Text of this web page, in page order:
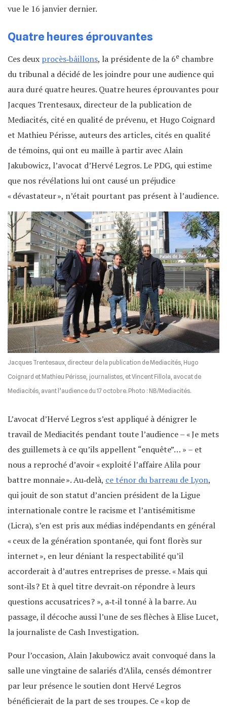
vue le 16 janvier dernier.
Quatre heures éprouvantes
Ces deux procès‐bâillons, la présidente de la 6e chambre
du tribunal a décidé de les joindre pour une audience qui
aura duré quatre heures. Quatre heures éprouvantes pour
Jacques Trentesaux, directeur de la publication de
Mediacités, cité en qualité de prévenu, et Hugo Coignard
et Mathieu Périsse, auteurs des articles, cités en qualité
de témoins, qui ont eu maille à partir avec Alain
Jakubowicz, l’avocat d’Hervé Legros. Le PDG, qui estime
que nos révélations lui ont causé un préjudice
« dévastateur », n’était pourtant pas présent à l’audience.
Jacques Trentesaux, directeur de la publication de Mediacités, Hugo
Coignard et Mathieu Périsse, journalistes, et Vincent Fillola, avocat de
Mediacités, avant l’audience du 17 octobre. Photo : NB/Mediacités.
L’avocat d’Hervé Legros s’est appliqué à dénigrer le
travail de Mediacités pendant toute l’audience – « Je mets
des guillemets à ce qu’ils appellent “enquête”… » – et
nous a reproché d’avoir « exploité l’affaire Alila pour
battre monnaie ». Au‐delà, ce ténor du barreau de Lyon,
qui jouit de son statut d’ancien président de la Ligue
internationale contre le racisme et l’antisémitisme
(Licra), s’en est pris aux médias indépendants en général
« ceux de la génération spontanée, qui font florès sur
internet », en leur déniant la respectabilité qu’il
accorderait à d’autres entreprises de presse. « Mais qui
sont‐ils ? Et à quel titre devrait‐on répondre à leurs
questions accusatrices ? », a‑t‐il tonné à la barre. Au
passage, il décoche aussi l’une de ses flèches à Elise Lucet,
la journaliste de Cash Investigation.
Pour l’occasion, Alain Jakubowicz avait convoqué dans la
salle une vingtaine de salariés d’Alila, censés démontrer
par leur présence le soutien dont Hervé Legros
bénéficierait de la part de ses troupes. Ce « kop de